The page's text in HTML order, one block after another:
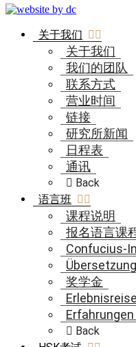
关于我们
关于我们
我们的团队
联系方式
营业时间
链接
研究所新闻
日程表
通讯
Back
语言班
课程说明
报名语言课
Confucius-
奖学金
Back